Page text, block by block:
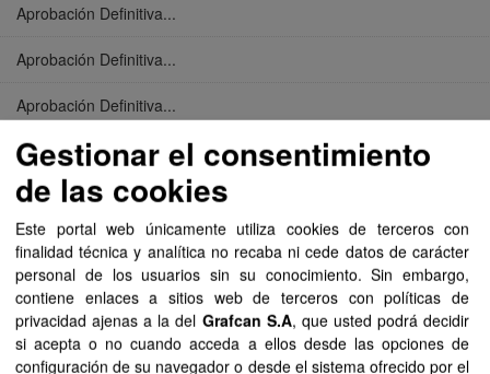
Aprobación Definitiva...
Aprobación Definitiva...
Aprobación Definitiva...
Aprobación Definitiva...
Aprobación Definitiva...
Aprobación Definitiva...
Aprobación Definitiva...
Aprobación Definitiva...
Gestionar el consentimiento
de las cookies
Este portal web únicamente utiliza cookies de terceros con
finalidad técnica y analítica no recaba ni cede datos de carácter
personal de los usuarios sin su conocimiento. Sin embargo,
contiene enlaces a sitios web de terceros con políticas de
privacidad ajenas a la del Grafcan S.A, que usted podrá decidir
si acepta o no cuando acceda a ellos desde las opciones de
configuración de su navegador o desde el sistema ofrecido por el